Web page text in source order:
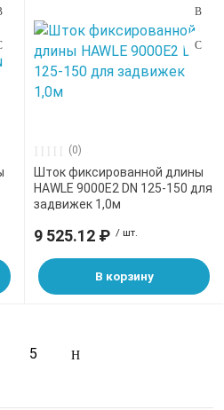
(0)
Шток фиксированной длины
HAWLE 9000Е2 DN 125-150 для
задвижек 1,0м
9 525.12 ₽ / шт.
В корзину
5